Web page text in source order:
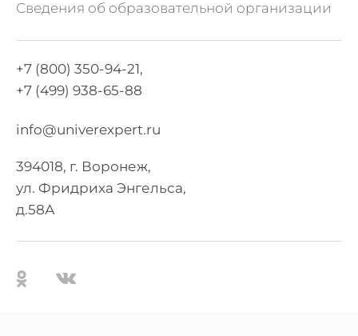
Сведения об образовательной организации
+7 (800) 350-94-21,
+7 (499) 938-65-88
info@univerexpert.ru
394018, г. Воронеж,
ул. Фридриха Энгельса,
д.58А